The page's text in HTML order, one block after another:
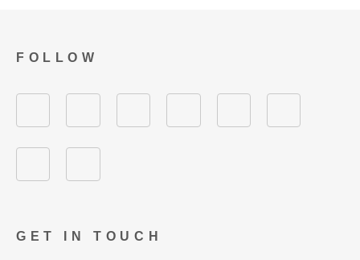
GET IN TOUCH
FOLLOW